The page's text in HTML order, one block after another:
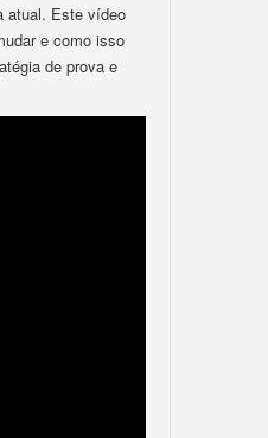
atual. Este vídeo
e como isso
de prova e